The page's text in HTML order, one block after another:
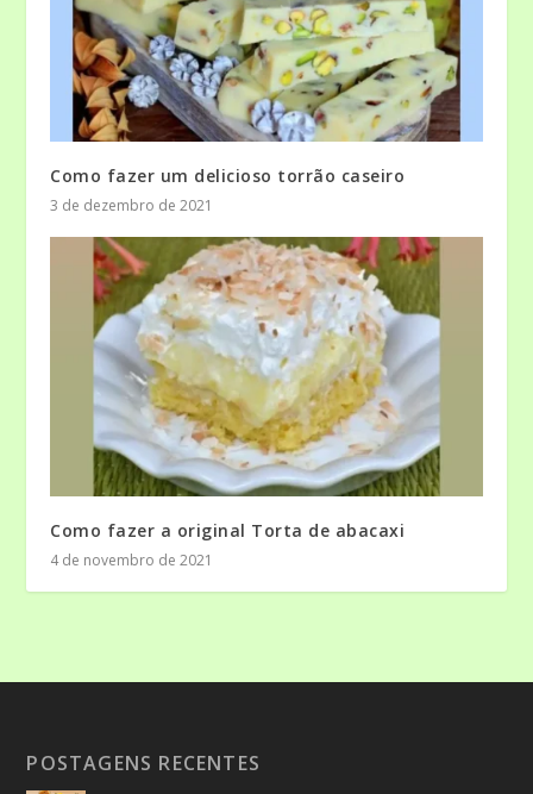
Como fazer um delicioso torrão caseiro
3 de dezembro de 2021
Como fazer a original Torta de abacaxi
4 de novembro de 2021
POSTAGENS RECENTES